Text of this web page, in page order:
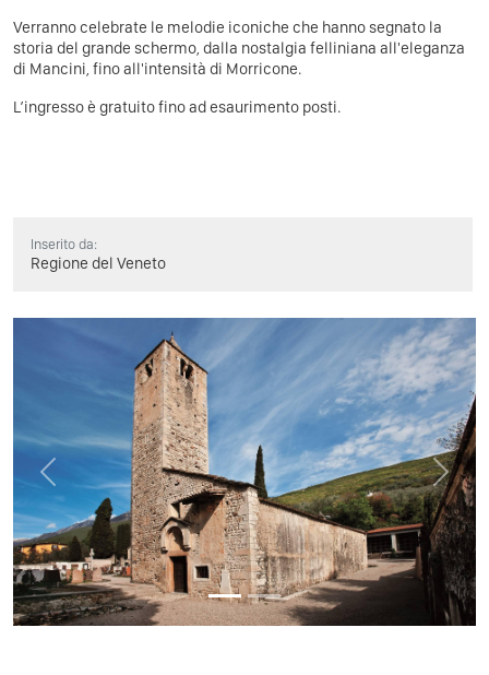
Verranno celebrate le melodie iconiche che hanno segnato la
storia del grande schermo, dalla nostalgia felliniana all'eleganza
di Mancini, fino all'intensità di Morricone.
L’ingresso è gratuito fino ad esaurimento posti.
Inserito da:
Regione del Veneto
Previous Next